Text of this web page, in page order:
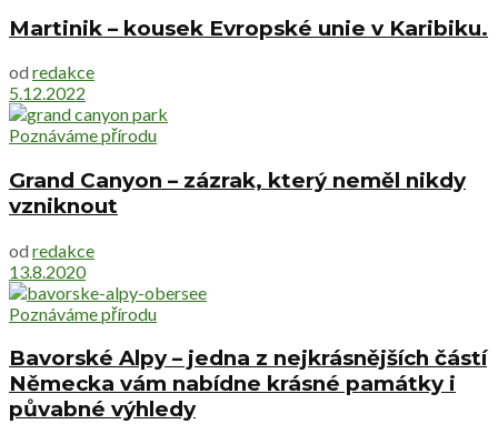
Martinik – kousek Evropské unie v Karibiku.
od redakce
5.12.2022
Poznáváme přírodu
Grand Canyon – zázrak, který neměl nikdy
vzniknout
od redakce
13.8.2020
Poznáváme přírodu
Bavorské Alpy – jedna z nejkrásnějších částí
Německa vám nabídne krásné památky i
půvabné výhledy